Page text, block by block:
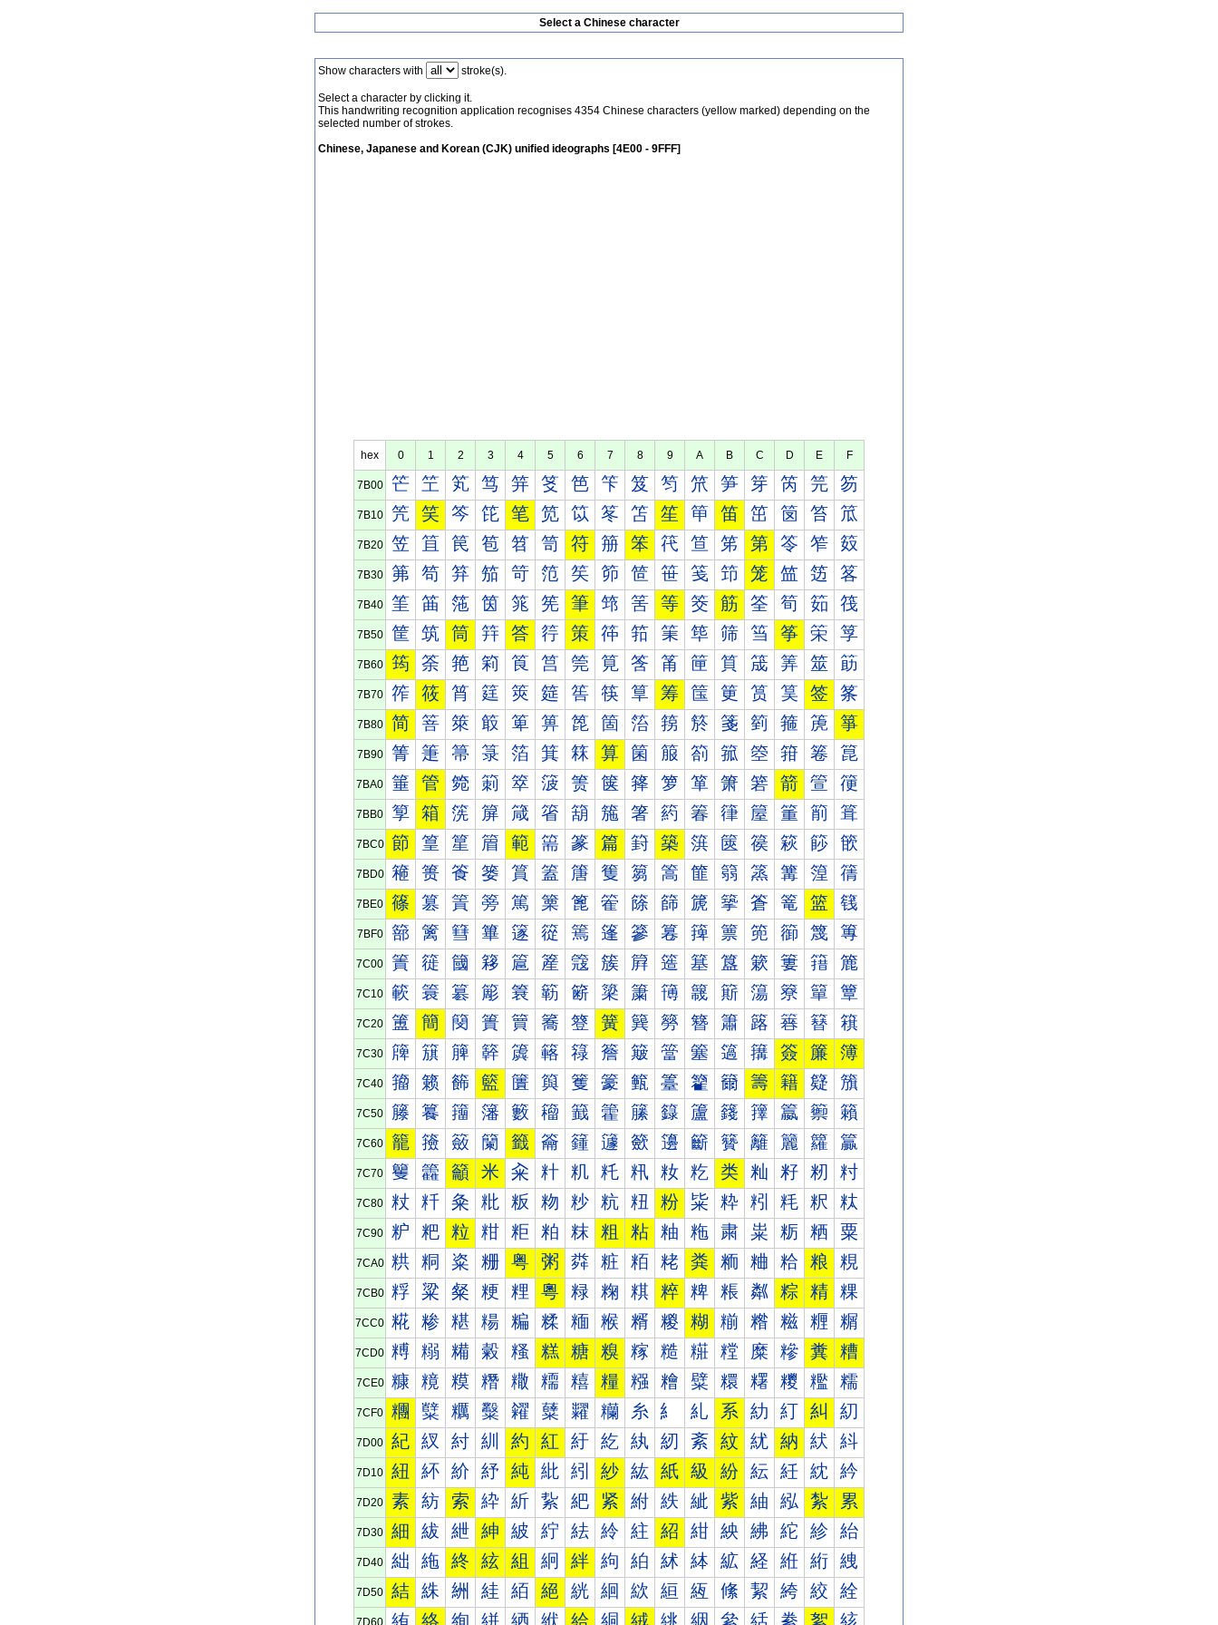
Select a Chinese character
Show characters with stroke(s).
Select a character by clicking it.
This handwriting recognition application recognises 4354 Chinese characters (yellow marked) depending on the
selected number of strokes.
Chinese, Japanese and Korean (CJK) unified ideographs [4E00 - 9FFF]
hex 0 1 2 3 4 5 6 7 8 9 A B C D E F
7B00 笀 笁 笂 笃 笄 笅 笆 笇 笈 笉 笊 笋 笌 笍 笎 笏
7B10 笐 笑 笒 笓 笔 笕 笖 笗 笘 笙 笚 笛 笜 笝 笞 笟
7B20 笠 笡 笢 笣 笤 笥 符 笧 笨 笩 笪 笫 第 笭 笮 笯
7B30 笰 笱 笲 笳 笴 笵 笶 笷 笸 笹 笺 笻 笼 笽 笾 笿
7B40 筀 筁 筂 筃 筄 筅 筆 筇 筈 等 筊 筋 筌 筍 筎 筏
7B50 筐 筑 筒 筓 答 筕 策 筗 筘 筙 筚 筛 筜 筝 筞 筟
7B60 筠 筡 筢 筣 筤 筥 筦 筧 筨 筩 筪 筫 筬 筭 筮 筯
7B70 筰 筱 筲 筳 筴 筵 筶 筷 筸 筹 筺 筻 筼 筽 签 筿
7B80 简 箁 箂 箃 箄 箅 箆 箇 箈 箉 箊 箋 箌 箍 箎 箏
7B90 箐 箑 箒 箓 箔 箕 箖 算 箘 箙 箚 箛 箜 箝 箞 箟
7BA0 箠 管 箢 箣 箤 箥 箦 箧 箨 箩 箪 箫 箬 箭 箮 箯
7BB0 箰 箱 箲 箳 箴 箵 箶 箷 箸 箹 箺 箻 箼 箽 箾 箿
7BC0 節 篁 篂 篃 範 篅 篆 篇 篈 築 篊 篋 篌 篍 篎 篏
7BD0 篐 篑 篒 篓 篔 篕 篖 篗 篘 篙 篚 篛 篜 篝 篞 篟
7BE0 篠 篡 篢 篣 篤 篥 篦 篧 篨 篩 篪 篫 篬 篭 篮 篯
7BF0 篰 篱 篲 篳 篴 篵 篶 篷 篸 篹 篺 篻 篼 篽 篾 篿
7C00 簀 簁 簂 簃 簄 簅 簆 簇 簈 簉 簊 簋 簌 簍 簎 簏
7C10 簐 簑 簒 簓 簔 簕 簖 簗 簘 簙 簚 簛 簜 簝 簞 簟
7C20 簠 簡 簢 簣 簤 簥 簦 簧 簨 簩 簪 簫 簬 簭 簮 簯
7C30 簰 簱 簲 簳 簴 簵 簶 簷 簸 簹 簺 簻 簼 簽 簾 簿
7C40 籀 籁 籂 籃 籄 籅 籆 籇 籈 籉 籊 籋 籌 籍 籎 籏
7C50 籐 籑 籒 籓 籔 籕 籖 籗 籘 籙 籚 籛 籜 籝 籞 籟
7C60 籠 籡 籢 籣 籤 籥 籦 籧 籨 籩 籪 籫 籬 籭 籮 籯
7C70 籰 籱 籲 米 籴 籵 籶 籷 籸 籹 籺 类 籼 籽 籾 籿
7C80 粀 粁 粂 粃 粄 粅 粆 粇 粈 粉 粊 粋 粌 粍 粎 粏
7C90 粐 粑 粒 粓 粔 粕 粖 粗 粘 粙 粚 粛 粜 粝 粞 粟
7CA0 粠 粡 粢 粣 粤 粥 粦 粧 粨 粩 粪 粫 粬 粭 粮 粯
7CB0 粰 粱 粲 粳 粴 粵 粶 粷 粸 粹 粺 粻 粼 粽 精 粿
7CC0 糀 糁 糂 糃 糄 糅 糆 糇 糈 糉 糊 糋 糌 糍 糎 糏
7CD0 糐 糑 糒 糓 糔 糕 糖 糗 糘 糙 糚 糛 糜 糝 糞 糟
7CE0 糠 糡 糢 糣 糤 糥 糦 糧 糨 糩 糪 糫 糬 糭 糮 糯
7CF0 糰 糱 糲 糳 糴 糵 糶 糷 糸 糹 糺 系 糼 糽 糾 糿
7D00 紀 紁 紂 紃 約 紅 紆 紇 紈 紉 紊 紋 紌 納 紎 紏
7D10 紐 紑 紒 紓 純 紕 紖 紗 紘 紙 級 紛 紜 紝 紞 紟
7D20 素 紡 索 紣 紤 紥 紦 紧 紨 紩 紪 紫 紬 紭 紮 累
7D30 細 紱 紲 紳 紴 紵 紶 紷 紸 紹 紺 紻 紼 紽 紾 紿
7D40 絀 絁 終 絃 組 絅 絆 絇 絈 絉 絊 絋 経 絍 絎 絏
7D50 結 絑 絒 絓 絔 絕 絖 絗 絘 絙 絚 絛 絜 絝 絞 絟
7D60 絠 絡 絢 絣 絤 絥 給 絧 絨 絩 絪 絫 絬 絭 絮 絯